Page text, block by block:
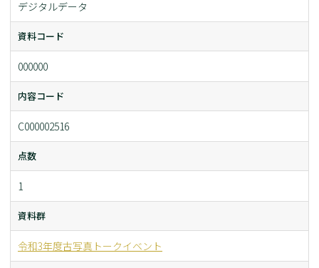
デジタルデータ
資料コード
000000
内容コード
C000002516
点数
1
資料群
令和3年度古写真トークイベント